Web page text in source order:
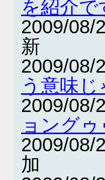
を紹介で
2009/08/
新
2009/08/
う意味じ
2009/08/
ョング
2009/08/
加